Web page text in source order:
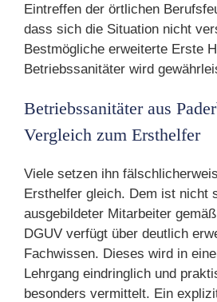
Eintreffen der örtlichen
dass sich die Situation nicht
Bestmögliche erweiterte Erste
Betriebssanitäter wird
Betriebssanitäter aus
Vergleich zum Ersthelfer
Viele setzen ihn
Ersthelfer gleich. Dem ist nicht
ausgebildeter Mitarbeiter
DGUV verfügt über deutlich
Fachwissen. Dieses wird in
Lehrgang eindringlich und
besonders vermittelt. Ein